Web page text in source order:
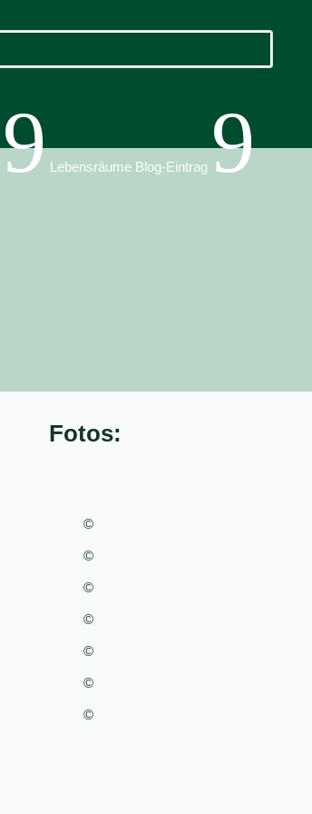
9 Lebensräume Blog-Eintrag 9
Fotos:
©
©
©
©
©
©
©